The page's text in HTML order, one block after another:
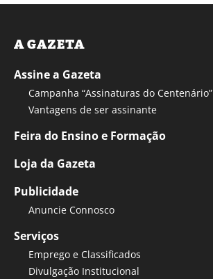
A GAZETA
Assine a Gazeta
Campanha “Assinaturas do Centenário”
Vantagens de ser assinante
Feira do Ensino e Formação
Loja da Gazeta
Publicidade
Anuncie Connosco
Serviços
Emprego e Classificados
Divulgação Institucional